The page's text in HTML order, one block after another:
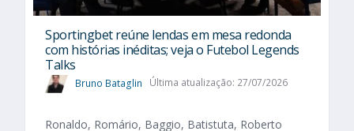
Sportingbet reúne lendas em mesa redonda
com histórias inéditas; veja o Futebol Legends
Talks
Bruno Bataglin Última atualização: 27/07/2026
Ronaldo, Romário, Baggio, Batistuta, Roberto